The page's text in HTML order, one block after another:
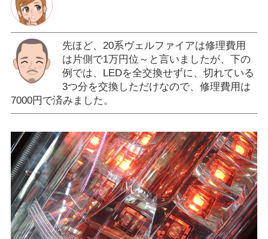
先ほど、20系ヴェルファイアは修理費用
は片側で1万円位～と言いましたが、下の
例では、LEDを全交換せずに、切れている
3つ分を交換しただけなので、修理費用は
7000円で済みました。